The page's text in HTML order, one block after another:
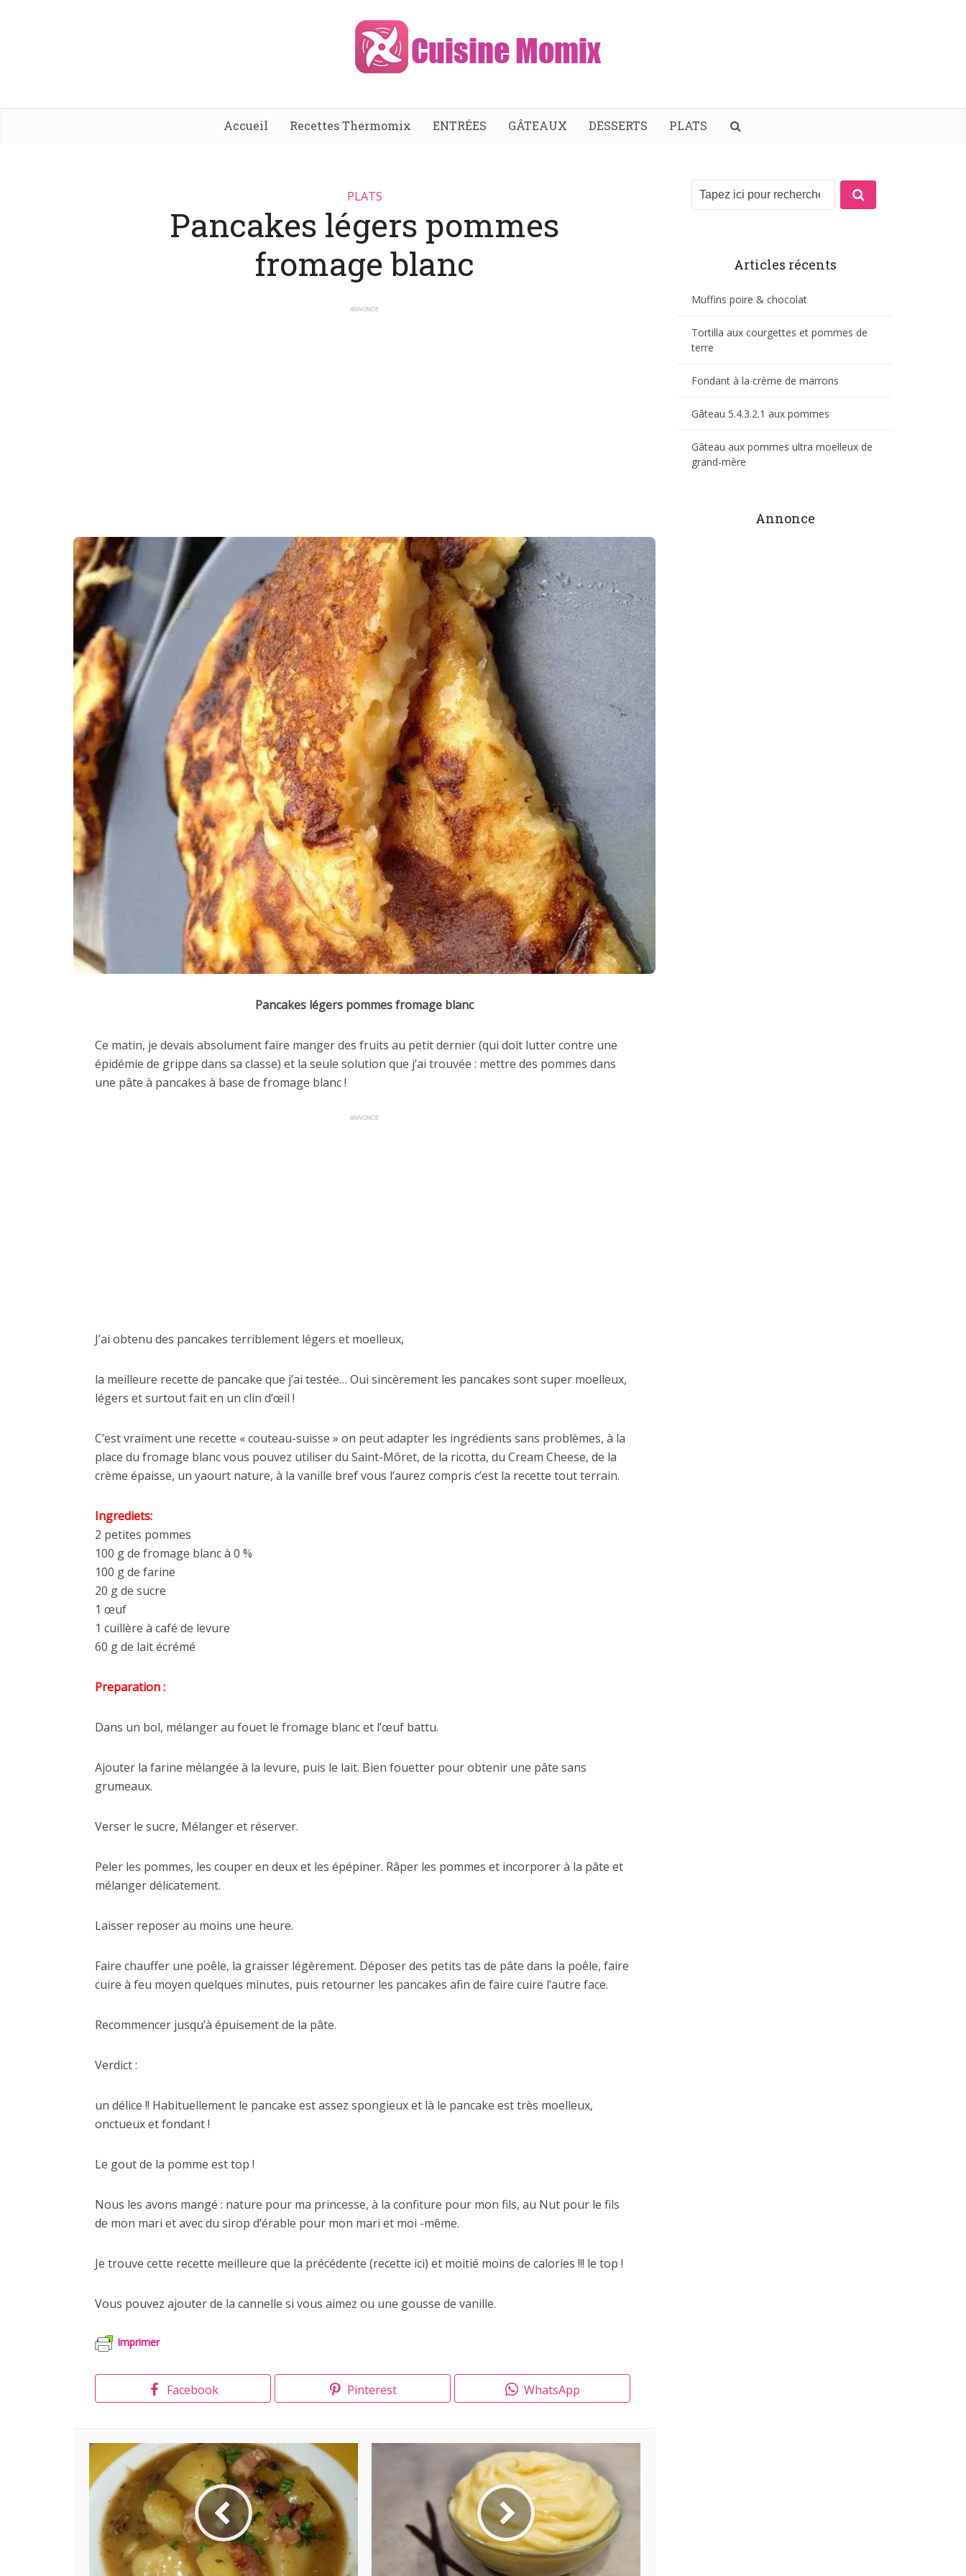
Accueil Recettes Thermomix ENTRÉES GÂTEAUX DESSERTS PLATS
PLATS
Pancakes légers pommes
fromage blanc
ANNONCE
Pancakes légers pommes fromage blanc
Ce matin, je devais absolument faire manger des fruits au petit dernier (qui doit lutter contre une
épidémie de grippe dans sa classe) et la seule solution que j’ai trouvée : mettre des pommes dans
une pâte à pancakes à base de fromage blanc !
ANNONCE
J’ai obtenu des pancakes terriblement légers et moelleux,
la meilleure recette de pancake que j’ai testée… Oui sincèrement les pancakes sont super moelleux,
légers et surtout fait en un clin d’œil !
C’est vraiment une recette « couteau-suisse » on peut adapter les ingrédients sans problèmes, à la
place du fromage blanc vous pouvez utiliser du Saint-Môret, de la ricotta, du Cream Cheese, de la
crème épaisse, un yaourt nature, à la vanille bref vous l’aurez compris c’est la recette tout terrain.
Ingrediets:
2 petites pommes
100 g de fromage blanc à 0 %
100 g de farine
20 g de sucre
1 œuf
1 cuillère à café de levure
60 g de lait écrémé
Preparation :
Dans un bol, mélanger au fouet le fromage blanc et l’œuf battu.
Ajouter la farine mélangée à la levure, puis le lait. Bien fouetter pour obtenir une pâte sans
grumeaux.
Verser le sucre, Mélanger et réserver.
Peler les pommes, les couper en deux et les épépiner. Râper les pommes et incorporer à la pâte et
mélanger délicatement.
Laisser reposer au moins une heure.
Faire chauffer une poêle, la graisser légèrement. Déposer des petits tas de pâte dans la poêle, faire
cuire à feu moyen quelques minutes, puis retourner les pancakes afin de faire cuire l’autre face.
Recommencer jusqu’à épuisement de la pâte.
Verdict :
un délice !! Habituellement le pancake est assez spongieux et là le pancake est très moelleux,
onctueux et fondant !
Le gout de la pomme est top !
Nous les avons mangé : nature pour ma princesse, à la confiture pour mon fils, au Nut pour le fils
de mon mari et avec du sirop d’érable pour mon mari et moi -même.
Je trouve cette recette meilleure que la précédente (recette ici) et moitié moins de calories !!! le top !
Vous pouvez ajouter de la cannelle si vous aimez ou une gousse de vanille.
Imprimer
Facebook Pinterest WhatsApp
Articles récents
Muffins poire & chocolat
Tortilla aux courgettes et pommes de
terre
Fondant à la crème de marrons
Gâteau 5.4.3.2.1 aux pommes
Gâteau aux pommes ultra moelleux de
grand-mère
Annonce